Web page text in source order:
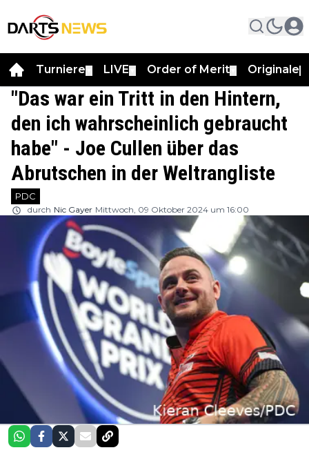
Turniere LIVE Order of Merit Originale
"Das war ein Tritt in den Hintern,
den ich wahrscheinlich gebraucht
habe" - Joe Cullen über das
Abrutschen in der Weltrangliste
PDC
durch Nic Gayer Mittwoch, 09 Oktober 2024 um 16:00